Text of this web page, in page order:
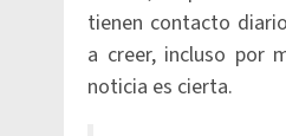
tienen contacto
a creer, incluso por
noticia es cierta.